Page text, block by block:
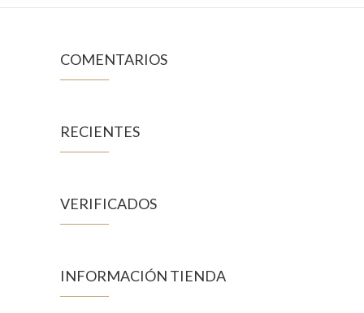
COMENTARIOS
RECIENTES
VERIFICADOS
INFORMACIÓN TIENDA